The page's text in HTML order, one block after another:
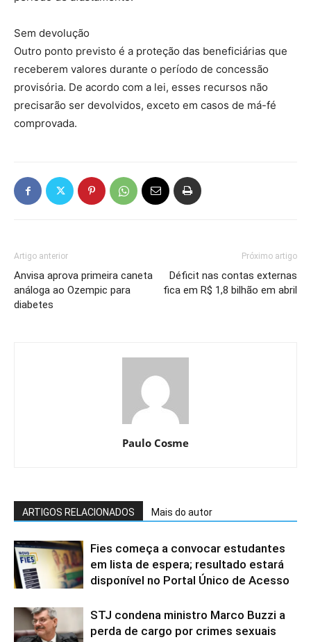
Sem devolução
Outro ponto previsto é a proteção das beneficiárias que
receberem valores durante o período de concessão
provisória. De acordo com a lei, esses recursos não
precisarão ser devolvidos, exceto em casos de má-fé
comprovada.
Artigo anterior
Anvisa aprova primeira caneta
análoga ao Ozempic para
diabetes
Próximo artigo
Déficit nas contas externas
fica em R$ 1,8 bilhão em abril
Paulo Cosme
ARTIGOS RELACIONADOS Mais do autor
Fies começa a convocar estudantes
em lista de espera; resultado estará
disponível no Portal Único de Acesso
STJ condena ministro Marco Buzzi a
perda de cargo por crimes sexuais